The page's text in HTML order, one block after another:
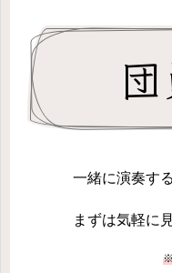
一緒に演奏す
まずは気軽に